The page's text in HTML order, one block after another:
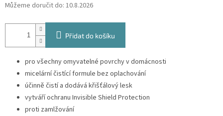
Můžeme doručit do: 10.8.2026
Přidat do košíku
pro všechny omyvatelné povrchy v domácnosti
micelární čistící formule bez oplachování
účinně čistí a dodává křišťálový lesk
vytváří ochranu Invisible Shield Protection
proti zamlžování